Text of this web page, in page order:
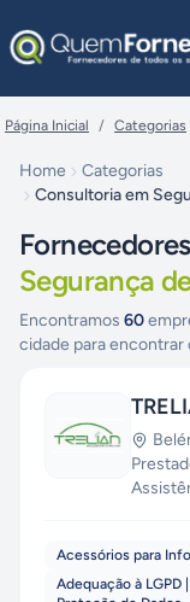
Página Inicial / Categorias
Home
Categorias
Consultoria em
Segurança
Encontramos 60
cidade para encontrar
Acessórios para
Adequação à LGPD